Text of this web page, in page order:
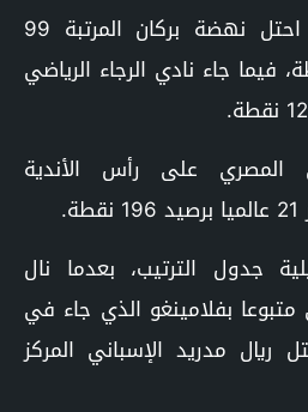
ووفق التصنيف ذاته، احتل نهضة بركان المرتبة 99
برصيد 125,5 نقطة، فيما جاء نادي الرجاء الرياضي
المصري على رأس الأندية
جدول الترتيب، بعدما نال
متبوعا بفلامينغو الذي جاء في
ريال مدريد الإسباني المركز